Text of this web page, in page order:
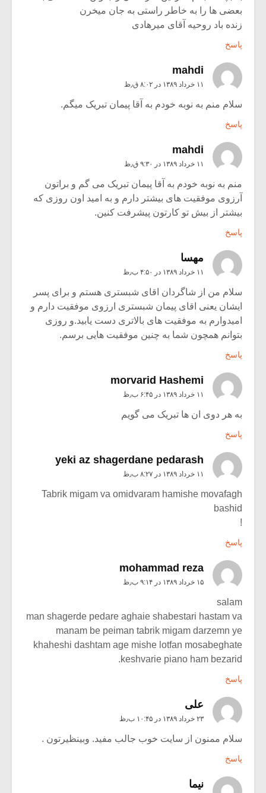
بعضی ها را به خاطر راستی به جان میخرن
زنده باد روحیه آقای میرهادی
پاسخ
mahdi
۱۱ خرداد ۱۳۸۹ در ۸:۰۲ ق٫ظ
سلام منم به نوبه خودم به آقا پیمان تبریک میگم.
پاسخ
mahdi
۱۱ خرداد ۱۳۸۹ در ۹:۳۰ ق٫ظ
منم به نوبه خودم به آقا پیمان تبریک می گم و براتون
آرزوی موفقیت های بیشتر دارم و به امید اون روزی که
بیشتر از بیش تو کارتون پیشرفت کنین.
پاسخ
مهسا
۱۱ خرداد ۱۳۸۹ در ۴:۵۰ ب٫ظ
سلام من از شاگردان اقای شبستری هستم و برای پسر
ایشان یعنی اقای پیمان شبستری ارزوی موفقیت دارم و
امیدوارم به موفقیت های بالاتری دست یابید.و روزی
بتوانم همچون شما به چنین موفقیت هایی برسم.
پاسخ
morvarid Hashemi
۱۱ خرداد ۱۳۸۹ در ۶:۴۵ ب٫ظ
به هر دوی ان ها تبریک می گویم
پاسخ
yeki az shagerdane pedarash
۱۱ خرداد ۱۳۸۹ در ۸:۲۷ ب٫ظ
Tabrik migam va omidvaram hamishe movafagh
bashid
!
پاسخ
mohammad reza
۱۵ خرداد ۱۳۸۹ در ۹:۱۴ ب٫ظ
salam
man shagerde pedare aghaie shabestari hastam va
manam be peiman tabrik migam darzemn ye
khaheshi dashtam age mishe lotfan mosabeghate
keshvarie piano ham bezarid.
پاسخ
علی
۲۳ خرداد ۱۳۸۹ در ۱۰:۴۵ ب٫ظ
سلام ممنون از سایت خوب جالب مفید. وبینظیرتون .
پاسخ
نيما